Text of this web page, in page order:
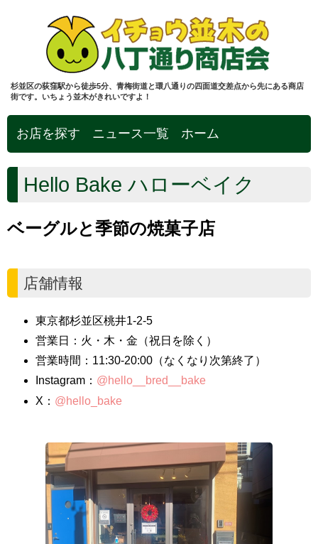
杉並区の荻窪駅から徒歩5分、青梅街道と環八通りの四面道交差点から先にある商店
街です。いちょう並木がきれいですよ！
お店を探す ニュース一覧 ホーム
Hello Bake ハローベイク
ベーグルと季節の焼菓子店
店舗情報
東京都杉並区桃井1-2-5
営業日：火・木・金（祝日を除く）
営業時間：11:30-20:00（なくなり次第終了）
Instagram： @hello__bred__bake
X： @hello_bake